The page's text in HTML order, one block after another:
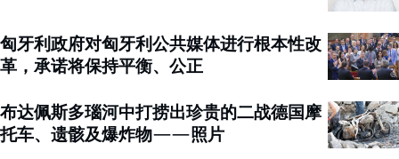
匈牙利政府对匈牙利公共媒体进行根本性改
革，承诺将保持平衡、公正
布达佩斯多瑙河中打捞出珍贵的二战德国摩
托车、遗骸及爆炸物——照片